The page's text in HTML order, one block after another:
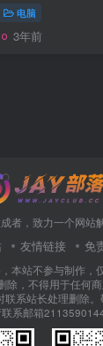
电脑
3年前
者，致力一个网站
友情链接 免
本站不参与制作，
，不得用于任何
系站长处理删除
系邮箱